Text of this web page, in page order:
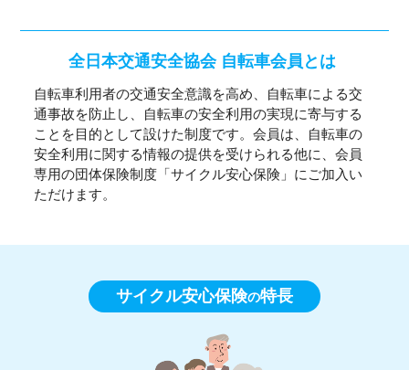
全日本交通安全協会 自転車会員とは
自転車利用者の交通安全意識を高め、自転車による交
通事故を防止し、自転車の安全利用の実現に寄与する
ことを目的として設けた制度です。会員は、自転車の
安全利用に関する情報の提供を受けられる他に、会員
専用の団体保険制度「サイクル安心保険」にご加入い
ただけます。
サイクル安心保険の特長